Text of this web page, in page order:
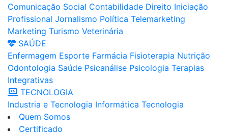
Comunicação Social Contabilidade Direito Iniciação
Profissional Jornalismo Política Telemarketing
Marketing Turismo Veterinária
SAÚDE
Enfermagem Esporte Farmácia Fisioterapia Nutrição
Odontologia Saúde Psicanálise Psicologia Terapias
Integrativas
TECNOLOGIA
Industria e Tecnologia Informática Tecnologia
Quem Somos
Certificado